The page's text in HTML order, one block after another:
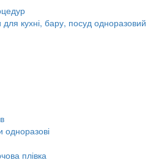
для кухні, бару, посуд одноразовий
одноразові
плівка